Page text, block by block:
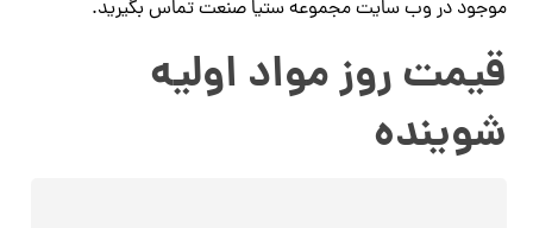
موجود در وب سایت مجموعه ستیا صنعت تماس بگیرید.
قیمت روز مواد اولیه
شوینده